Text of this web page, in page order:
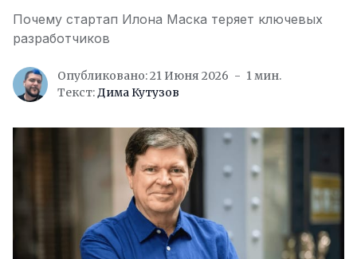
Почему стартап Илона Маска теряет ключевых
разработчиков
Опубликовано: 21 Июня 2026
1 мин.
Текст:Дима Кутузов